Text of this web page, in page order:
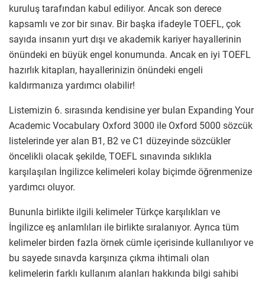
kuruluş tarafından kabul ediliyor. Ancak son derece
kapsamlı ve zor bir sınav. Bir başka ifadeyle TOEFL, çok
sayıda insanın yurt dışı ve akademik kariyer hayallerinin
önündeki en büyük engel konumunda. Ancak en iyi TOEFL
hazırlık kitapları, hayallerinizin önündeki engeli
kaldırmanıza yardımcı olabilir!
Listemizin 6. sırasında kendisine yer bulan Expanding Your
Academic Vocabulary Oxford 3000 ile Oxford 5000 sözcük
listelerinde yer alan B1, B2 ve C1 düzeyinde sözcükler
öncelikli olacak şekilde, TOEFL sınavında sıklıkla
karşılaşılan İngilizce kelimeleri kolay biçimde öğrenmenize
yardımcı oluyor.
Bununla birlikte ilgili kelimeler Türkçe karşılıkları ve
İngilizce eş anlamlıları ile birlikte sıralanıyor. Ayrıca tüm
kelimeler birden fazla örnek cümle içerisinde kullanılıyor ve
bu sayede sınavda karşınıza çıkma ihtimali olan
kelimelerin farklı kullanım alanları hakkında bilgi sahibi